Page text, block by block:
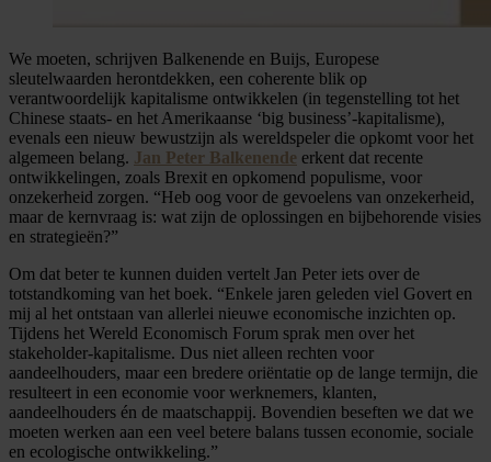
We moeten, schrijven Balkenende en Buijs, Europese
sleutelwaarden herontdekken, een coherente blik op
verantwoordelijk kapitalisme ontwikkelen (in tegenstelling tot het
Chinese staats- en het Amerikaanse ‘big business’-kapitalisme),
evenals een nieuw bewustzijn als wereldspeler die opkomt voor het
algemeen belang. Jan Peter Balkenende erkent dat recente
ontwikkelingen, zoals Brexit en opkomend populisme, voor
onzekerheid zorgen. “Heb oog voor de gevoelens van onzekerheid,
maar de kernvraag is: wat zijn de oplossingen en bijbehorende visies
en strategieën?”
Om dat beter te kunnen duiden vertelt Jan Peter iets over de
totstandkoming van het boek. “Enkele jaren geleden viel Govert en
mij al het ontstaan van allerlei nieuwe economische inzichten op.
Tijdens het Wereld Economisch Forum sprak men over het
stakeholder-kapitalisme. Dus niet alleen rechten voor
aandeelhouders, maar een bredere oriëntatie op de lange termijn, die
resulteert in een economie voor werknemers, klanten,
aandeelhouders én de maatschappij. Bovendien beseften we dat we
moeten werken aan een veel betere balans tussen economie, sociale
en ecologische ontwikkeling.”